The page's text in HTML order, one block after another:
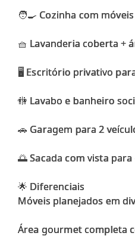
🧑‍🍳 Cozinha com
🧺 Lavanderia coberta +
🖥️ Escritório privativo
🚻 Lavabo e banheiro
🚗 Garagem para 2
🌅 Sacada com vista
🌟 Diferenciais
Móveis planejados em
Área gourmet completa